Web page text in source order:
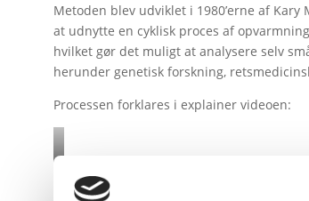
Metoden blev udviklet i 1980’erne af
at udnytte en cyklisk proces af
hvilket gør det muligt at analysere selv
herunder genetisk forskning,
Processen forklares i explainer videoen: